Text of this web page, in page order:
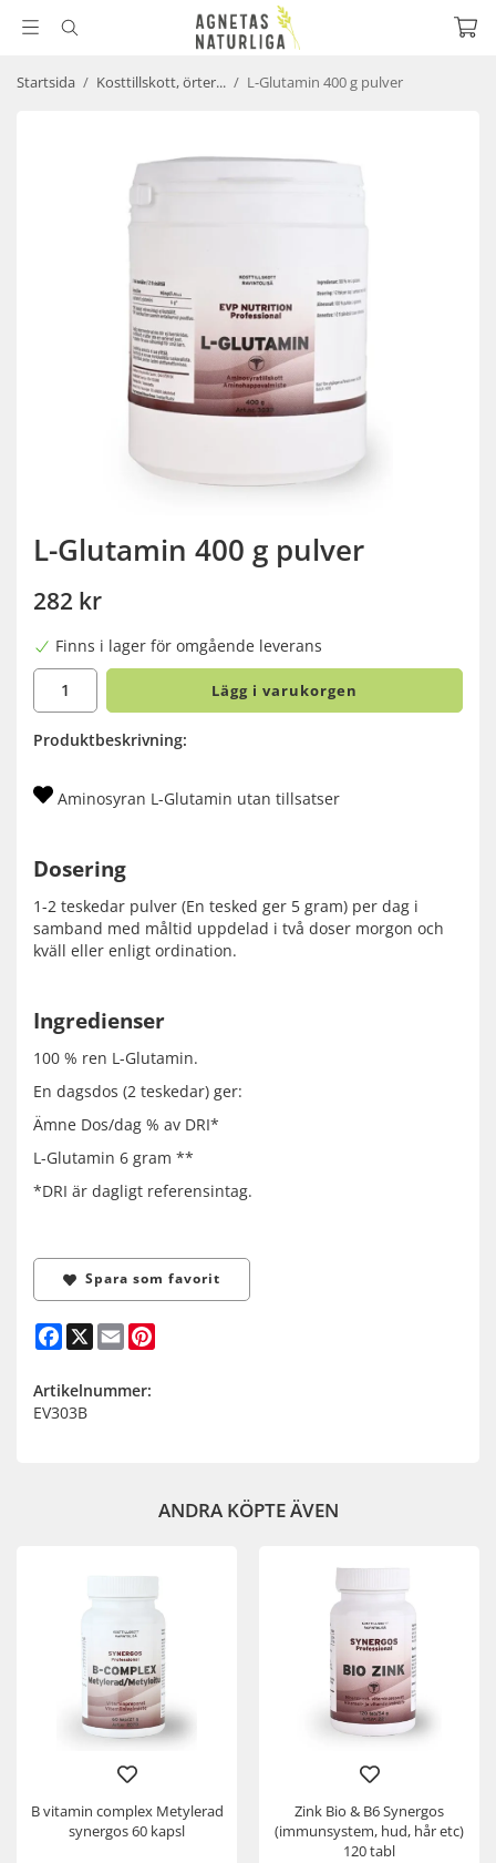
Startsida / Kosttillskott, örter... / L-Glutamin 400 g pulver
L-Glutamin 400 g pulver
282 kr
Finns i lager för omgående leverans
Lägg i varukorgen
Produktbeskrivning:
Aminosyran L-Glutamin utan tillsatser
Dosering
1-2 teskedar pulver (En tesked ger 5 gram) per dag i
samband med måltid uppdelad i två doser morgon och
kväll eller enligt ordination.
Ingredienser
100 % ren L-Glutamin.
En dagsdos (2 teskedar) ger:
Ämne Dos/dag % av DRI*
L-Glutamin 6 gram **
*DRI är dagligt referensintag.
Spara som favorit
Facebook
X Email
Artikelnummer:
EV303B
ANDRA KÖPTE ÄVEN
B vitamin complex Metylerad
synergos 60 kapsl
Zink Bio & B6 Synergos
(immunsystem, hud, hår etc)
120 tabl